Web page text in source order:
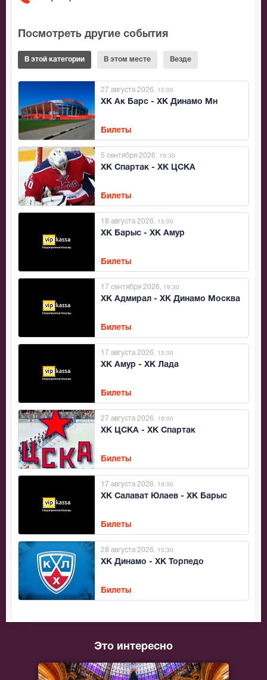
Посмотреть другие события
В этой категории В этом месте Везде
ХК Ак Барс - ХК Динамо Мн
27 августа 2026 , 15:00
Билеты
ХК Спартак - ХК ЦСКА
5 сентября 2026 , 19:30
Билеты
ХК Барыс - ХК Амур
18 августа 2026 , 15:00
Билеты
ХК Адмирал - ХК Динамо Москва
17 сентября 2026 , 19:30
Билеты
ХК Амур - ХК Лада
17 августа 2026 , 15:00
Билеты
ХК ЦСКА - ХК Спартак
27 августа 2026 , 19:00
Билеты
ХК Салават Юлаев - ХК Барыс
17 августа 2026 , 19:00
Билеты
ХК Динамо - ХК Торпедо
28 августа 2026 , 15:30
Билеты
Это интересно